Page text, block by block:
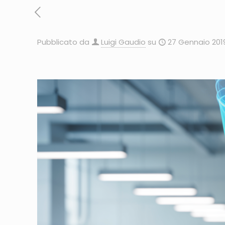
Pubblicato da Luigi Gaudio su 27 Gennaio